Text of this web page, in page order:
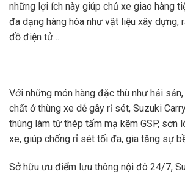
những lợi ích này giúp chủ xe giao hàng
đa dạng hàng hóa như vật liệu xây dựng,
đồ điện tử…
Với những món hàng đặc thù như hải
chất ở thùng xe dễ gây rỉ sét, Suzuki
thùng làm từ thép tấm mạ kẽm GSP, sơn
xe, giúp chống rỉ sét tối đa, gia tăng sự
Sở hữu ưu điểm lưu thông nội đô 24/7,